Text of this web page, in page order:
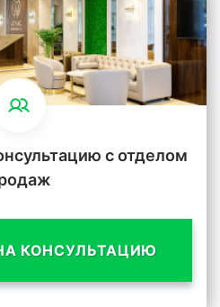
с отделом
КОНСУЛЬТАЦИЮ